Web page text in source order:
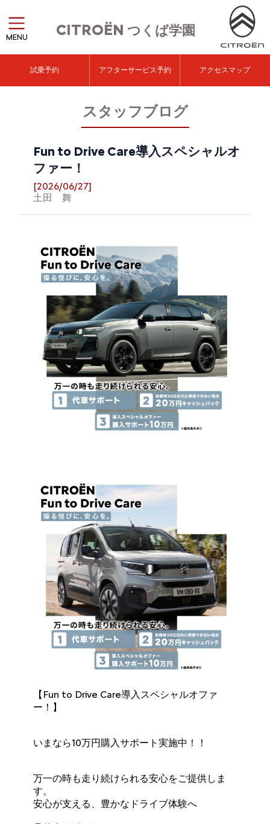
CITROËNつくば学園
MENU
試乗予約 アフターサービス予約 アクセスマップ
スタッフブログ
Fun to Drive Care導入スペシャルオ
ファー！
[2026/06/27]
土田 舞
【Fun to Drive Care導入スペシャルオファ
ー！】
いまなら10万円購入サポート実施中！！
万一の時も走り続けられる安心をご提供しま
す。
安心が支える、豊かなドライブ体験へ